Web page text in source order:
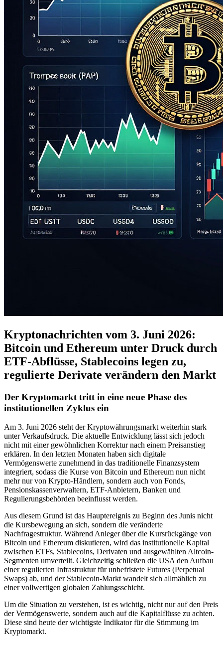
Kryptonachrichten vom 3. Juni 2026:
Bitcoin und Ethereum unter Druck durch
ETF-Abflüsse, Stablecoins legen zu,
regulierte Derivate verändern den Markt
Der Kryptomarkt tritt in eine neue Phase des
institutionellen Zyklus ein
Am 3. Juni 2026 steht der Kryptowährungsmarkt weiterhin stark
unter Verkaufsdruck. Die aktuelle Entwicklung lässt sich jedoch
nicht mit einer gewöhnlichen Korrektur nach einem Preisanstieg
erklären. In den letzten Monaten haben sich digitale
Vermögenswerte zunehmend in das traditionelle Finanzsystem
integriert, sodass die Kurse von Bitcoin und Ethereum nun nicht
mehr nur von Krypto-Händlern, sondern auch von Fonds,
Pensionskassenverwaltern, ETF-Anbietern, Banken und
Regulierungsbehörden beeinflusst werden.
Aus diesem Grund ist das Hauptereignis zu Beginn des Junis nicht
die Kursbewegung an sich, sondern die veränderte
Nachfragestruktur. Während Anleger über die Kursrückgänge von
Bitcoin und Ethereum diskutieren, wird das institutionelle Kapital
zwischen ETFs, Stablecoins, Derivaten und ausgewählten Altcoin-
Segmenten umverteilt. Gleichzeitig schließen die USA den Aufbau
einer regulierten Infrastruktur für unbefristete Futures (Perpetual
Swaps) ab, und der Stablecoin-Markt wandelt sich allmählich zu
einer vollwertigen globalen Zahlungsschicht.
Um die Situation zu verstehen, ist es wichtig, nicht nur auf den Preis
der Vermögenswerte, sondern auch auf die Kapitalflüsse zu achten.
Diese sind heute der wichtigste Indikator für die Stimmung im
Kryptomarkt.